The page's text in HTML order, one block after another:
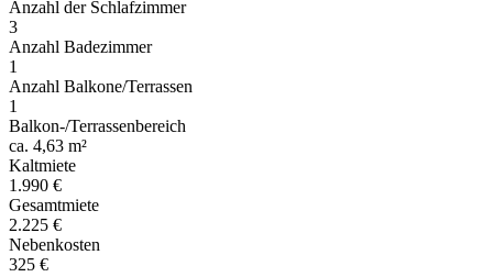
Anzahl der Schlafzimmer
3
Anzahl Badezimmer
1
Anzahl Balkone/Terrassen
1
Balkon-/Terrassenbereich
ca. 4,63 m²
Kaltmiete
1.990 €
Gesamtmiete
2.225 €
Nebenkosten
325 €